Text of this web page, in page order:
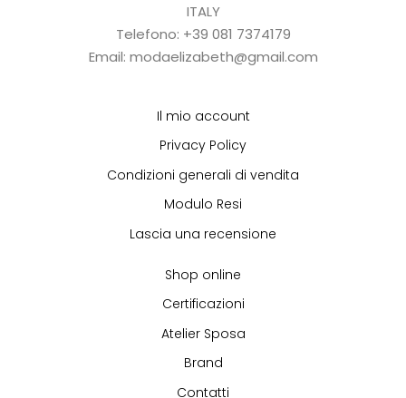
ITALY
Telefono: +39 081 7374179
Email: modaelizabeth@gmail.com
Il mio account
Privacy Policy
Condizioni generali di vendita
Modulo Resi
Lascia una recensione
Shop online
Certificazioni
Atelier Sposa
Brand
Contatti